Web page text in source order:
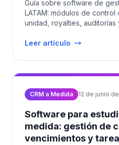
Guía sobre software de
LATAM: módulos de
unidad, royalties,
Leer artículo
CRM a Medida 12 de junio
Software para
medida: gestión de
vencimientos y